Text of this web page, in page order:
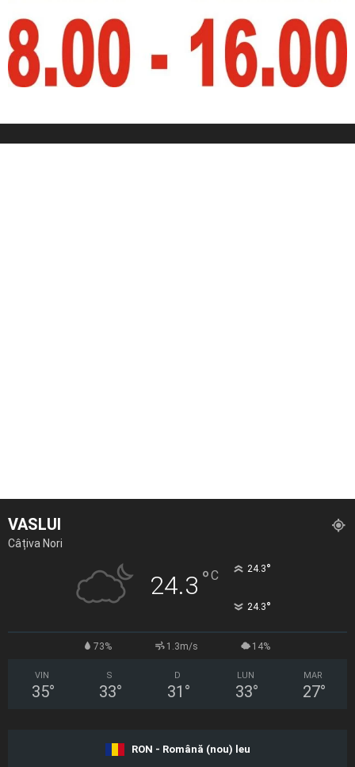
VASLUI
Câțiva Nori
24.3 °C 24.3°
24.3°
73% 1.3m/s 14%
VIN
35°
S
33°
D
31 °
LUN
33°
MAR
27°
RON - Română (nou) leu